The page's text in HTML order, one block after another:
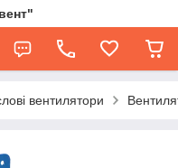
вентилятори